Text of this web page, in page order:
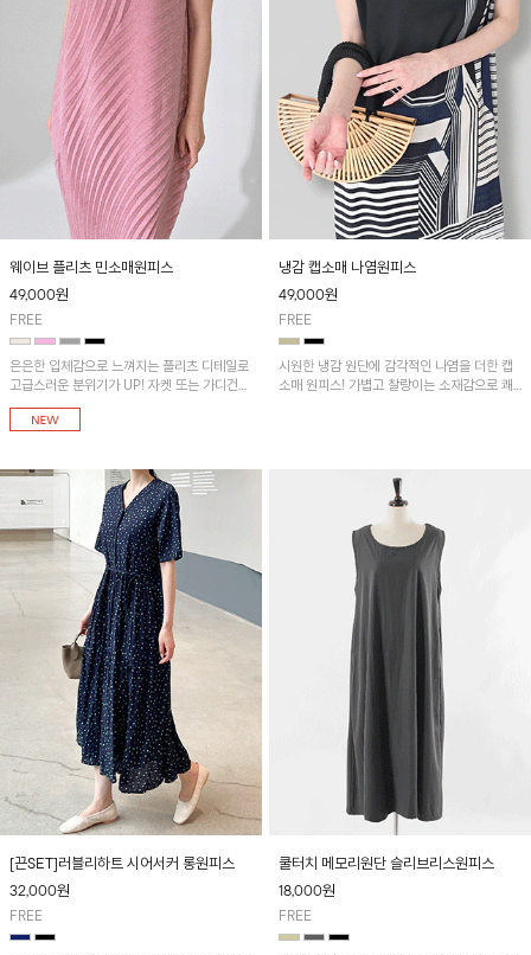
웨이브 플리츠 민소매원피스
49,000원
FREE
은은한 입체감으로 느껴지는 플리츠 디테일로
고급스러운 분위기가 UP! 자켓 또는 가디건과
같이 매치해도 잘 어울린답니다!
냉감 캡소매 나염원피스
49,000원
FREE
시원한 냉감 원단에 감각적인 나염을 더한 캡
소매 원피스! 가볍고 찰랑이는 소재감으로 쾌
[끈SET]러블리하트 시어서커 롱원피스
32,000원
FREE
쿨터치 메모리원단 슬리브리스원피스
18,000원
FREE